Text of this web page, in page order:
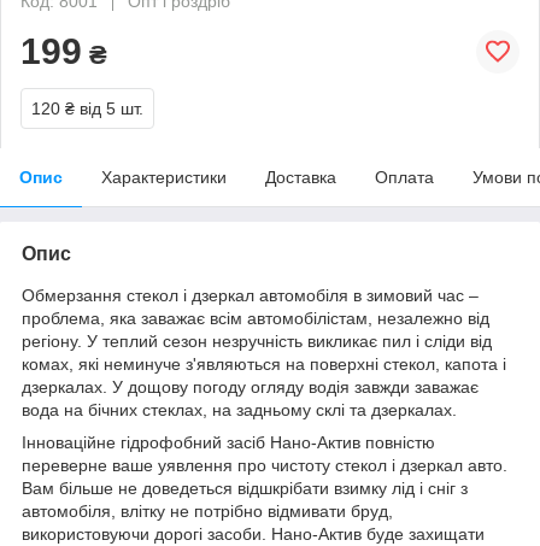
199 ₴
120 ₴ від 5 шт.
Опис Характеристики Доставка Оплата Умови
Опис
Обмерзання стекол і дзеркал автомобіля в зимовий час –
проблема, яка заважає всім автомобілістам, незалежно від
регіону. У теплий сезон незручність викликає пил і сліди від
комах, які неминуче з'являються на поверхні стекол, капота і
дзеркалах. У дощову погоду огляду водія завжди заважає
вода на бічних стеклах, на задньому склі та дзеркалах.
Інноваційне гідрофобний засіб Нано-Актив повністю
переверне ваше уявлення про чистоту стекол і дзеркал авто.
Вам більше не доведеться відшкрібати взимку лід і сніг з
автомобіля, влітку не потрібно відмивати бруд,
використовуючи дорогі засоби. Нано-Актив буде захищати